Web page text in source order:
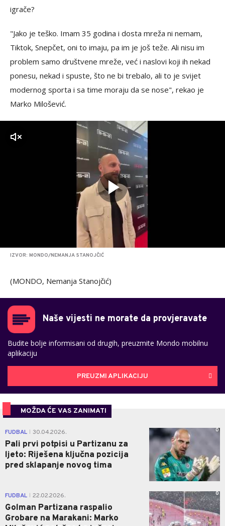
igrače?
"Jako je teško. Imam 35 godina i dosta mreža ni nemam,
Tiktok, Snepčet, oni to imaju, pa im je još teže. Ali nisu im
problem samo društvene mreže, već i naslovi koji ih nekad
ponesu, nekad i spuste, što ne bi trebalo, ali to je svijet
modernog sporta i sa time moraju da se nose", rekao je
Marko Milošević.
IZVOR: MONDO/NEMANJA STANOJČIĆ
(MONDO, Nemanja Stanojčić)
Naše vijesti ne morate da provjeravate
Budite bolje informisani od drugih, preuzmite Mondo mobilnu
aplikaciju
PREUZMI APLIKACIJU
MOŽDA ĆE VAS ZANIMATI
FUDBAL 30.04.2026.
Pali prvi potpisi u Partizanu za
ljeto: Riješena ključna pozicija
pred sklapanje novog tima
0
FUDBAL 22.02.2026.
Golman Partizana raspalio
Grobare na Marakani: Marko
0